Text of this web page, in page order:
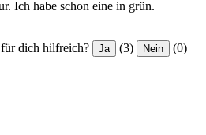
Ich habe schon eine in grün.
dich hilfreich? Ja (3) Nein (0)